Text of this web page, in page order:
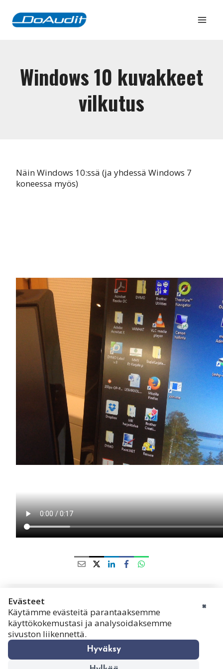
sisältöön
Windows 10 kuvakkeet
vilkutus
Näin Windows 10:ssä (ja yhdessä Windows 7
koneessa myös)
evästekäytännöt
Markkinointitietojen rekisteri- ja
tietosuojaseloste
Käyttöehdot
What is DoAudit?
×
Evästeet
Käytämme evästeitä parantaaksemme
käyttökokemustasi ja analysoidaksemme
sivuston liikennettä.
Hyväksy